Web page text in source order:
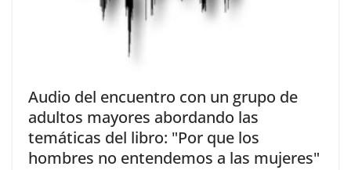
Audio del encuentro con un grupo de
adultos mayores abordando las
temáticas del libro: "Por que los
hombres no entendemos a las mujeres"